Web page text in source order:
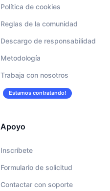
Política de cookies
Reglas de la comunidad
Descargo de responsabilidad
Metodología
Trabaja con nosotros
Estamos contratando!
Apoyo
Inscríbete
Formulario de solicitud
Contactar con soporte